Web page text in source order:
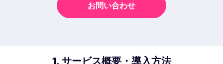
お問い合わせ
1. サービス概要・導入方法